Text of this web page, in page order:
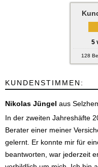
5
128
KUNDENSTIMMEN:
Nikolas Jüngel aus
In der zweiten Jahreshäfte
Berater einer meiner
gelernt. Er konnte mir für
beantworten, war jederzeit